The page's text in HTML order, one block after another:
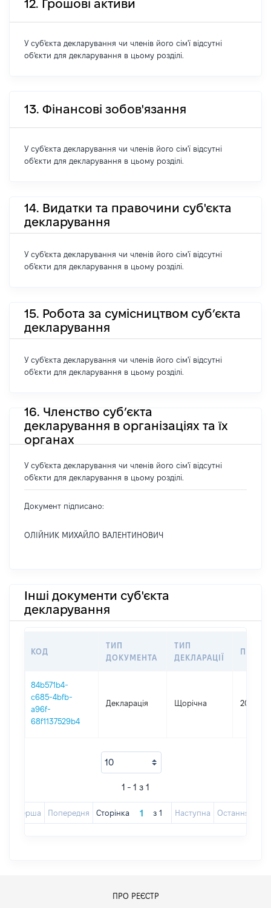
12. Грошові активи
У суб'єкта декларування чи членів його сім'ї відсутні
об'єкти для декларування в цьому розділі.
13. Фінансові зобов'язання
У суб'єкта декларування чи членів його сім'ї відсутні
об'єкти для декларування в цьому розділі.
14. Видатки та правочини суб'єкта
декларування
У суб'єкта декларування чи членів його сім'ї відсутні
об'єкти для декларування в цьому розділі.
15. Робота за сумісництвом суб’єкта
декларування
У суб'єкта декларування чи членів його сім'ї відсутні
об'єкти для декларування в цьому розділі.
16. Членство суб’єкта
декларування в організаціях та їх
органах
У суб'єкта декларування чи членів його сім'ї відсутні
об'єкти для декларування в цьому розділі.
Документ підписано:
ОЛІЙНИК МИХАЙЛО ВАЛЕНТИНОВИЧ
Інші документи суб'єкта
декларування
КОД
ТИП
ДОКУМЕНТА
ТИП
ДЕКЛАРАЦІЇ
84b571b4-
c685-4bfb-
a96f-
68f1137529b4
Декларація Щорічна 2017
1 - 1 з 1
Перша Попередня Сторінка з 1 Наступна Остання
ПРО РЕЄСТР